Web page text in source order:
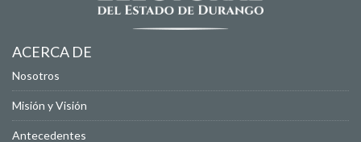
ACERCA DE
Nosotros
Misión y Visión
Antecedentes